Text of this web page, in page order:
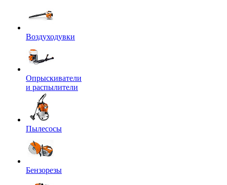
Воздуходувки
Опрыскиватели
и распылители
Пылесосы
Бензорезы